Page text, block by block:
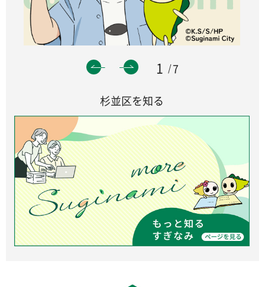
1
7
杉並区を知る